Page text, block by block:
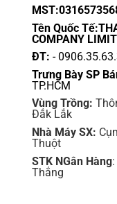
Tên Quốc
COMPANY
ĐT: -
Trưng Bày SP
TP.HCM
Vùng Trồng:
Đắk Lắk
Nhà Máy SX:
Thuột
STK NGân Hàng:
Thắng